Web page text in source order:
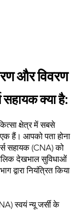
और विवरण
सहायक क्या है:
क्षेत्र में सबसे
हैं। आपको पता होना
सहायक (CNA) को
देखभाल सुविधाओं
द्वारा नियंत्रित किया
स्वयं न्यू जर्सी के